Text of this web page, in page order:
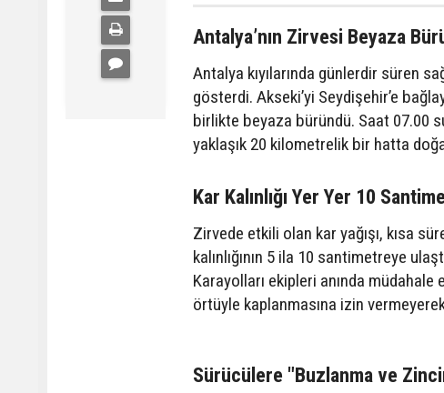
Antalya’nın Zirvesi Beyaza
Antalya kıyılarında günlerdir süren
gösterdi. Akseki’yi Seydişehir’e
birlikte beyaza büründü. Saat 07.00
yaklaşık 20 kilometrelik bir hatta
Kar Kalınlığı Yer Yer 10
Zirvede etkili olan kar yağışı, kısa
kalınlığının 5 ila 10 santimetreye
Karayolları ekipleri anında
örtüyle kaplanmasına izin
Sürücülere "Buzlanma ve